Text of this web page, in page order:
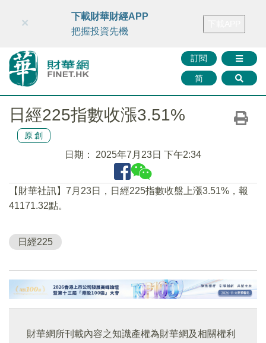
財華智庫網 FINTV FINMETA 財華證券 媒體矩陣
訂閱
简
×
下載財華財經APP
把握投資先機
日經225指數收漲3.51%
原創
日期： 2025年7月23日 下午2:34
【財華社訊】7月23日，日經225指數收盤上漲3.51%，報
41171.32點。
日經225
財華網所刊載內容之知識產權為財華網及相關權利